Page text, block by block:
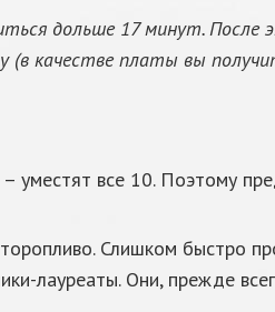
дольше 17 минут. После
(в качестве платы вы
уместят все 10. Поэтому
Слишком быстро
лауреаты. Они, прежде